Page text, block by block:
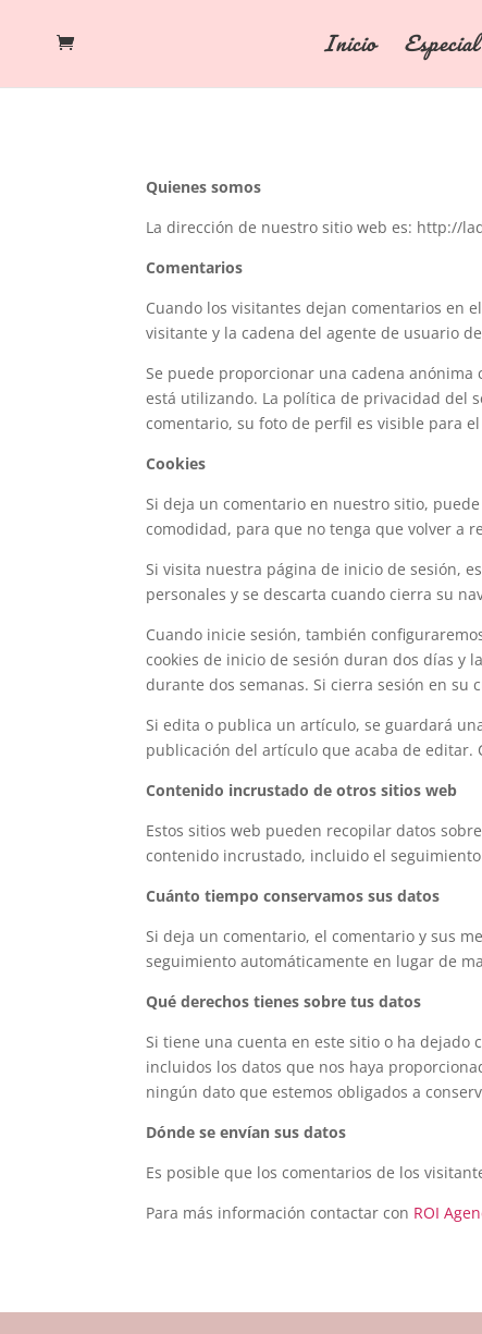
Inicio
Quienes somos
La dirección de nuestro sitio web es: http://
Comentarios
Cuando los visitantes dejan comentarios en
visitante y la cadena del agente de usuario
Se puede proporcionar una cadena
está utilizando. La política de privacidad del
comentario, su foto de perfil es visible para
Cookies
Si deja un comentario en nuestro sitio,
comodidad, para que no tenga que volver a
Si visita nuestra página de inicio de sesión,
personales y se descarta cuando cierra su
Cuando inicie sesión, también
cookies de inicio de sesión duran dos días y
durante dos semanas. Si cierra sesión en su
Si edita o publica un artículo, se guardará
publicación del artículo que acaba de editar.
Contenido incrustado de otros sitios web
Estos sitios web pueden recopilar datos
contenido incrustado, incluido el
Cuánto tiempo conservamos sus datos
Si deja un comentario, el comentario y sus
seguimiento automáticamente en lugar de
Qué derechos tienes sobre tus datos
Si tiene una cuenta en este sitio o ha
incluidos los datos que nos haya
ningún dato que estemos obligados a
Dónde se envían sus datos
Es posible que los comentarios de los
Para más información contactar con ROI